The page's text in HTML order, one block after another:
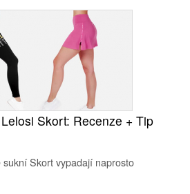
Skort: Recenze + Tip
Skort vypadají naprosto